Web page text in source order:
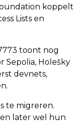
koppelt
Lists en
toont nog
Sepolia, Holešky
devnets,
te migreren.
later wel hun